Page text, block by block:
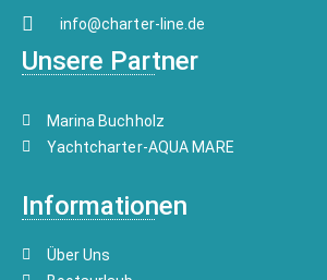
info@charter-line.de
Unsere Partner
Marina Buchholz
Yachtcharter-AQUA MARE
Informationen
Über Uns